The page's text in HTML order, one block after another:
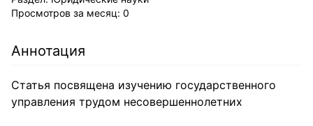
Просмотров за месяц: 0
Аннотация
Статья посвящена изучению государственного
управления трудом несовершеннолетних